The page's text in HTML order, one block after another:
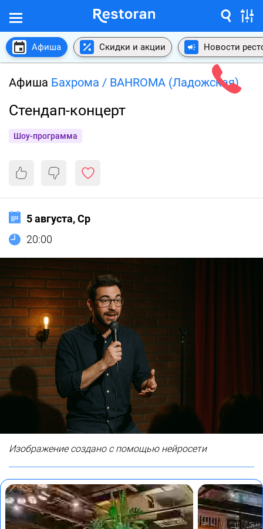
Афиша Скидки и акции Новости
Афиша Бахрома / BAHROMA (Ладожская)
Стендап-концерт
Шоу-программа
5 августа, Ср
20:00
Изображение создано с помощью нейросети